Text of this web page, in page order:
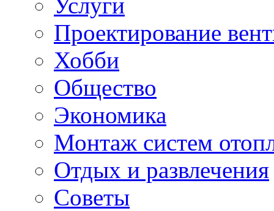
Проектирование
Хобби
Общество
Экономика
Монтаж систем
Отдых и развлечения
Советы